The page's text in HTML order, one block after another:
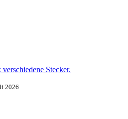
Stecker.
2026